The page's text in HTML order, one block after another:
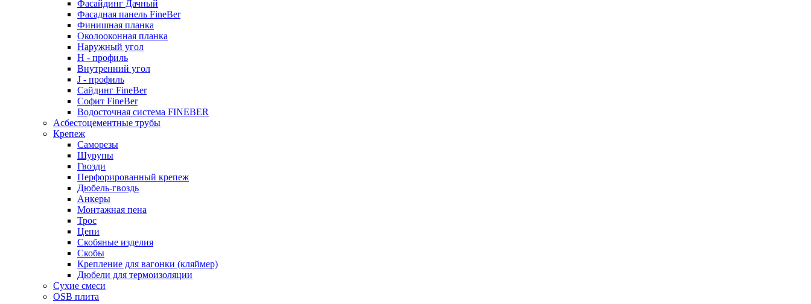
Фасайдинг Дачный
Фасадная панель FineBer
Финишная планка
Околооконная планка
Наружный угол
H - профиль
Внутренний угол
J - профиль
Сайдинг FineBer
Софит FineBer
Водосточная система FINEBER
Асбестоцементные трубы
Крепеж
Саморезы
Шурупы
Гвозди
Перфорированный крепеж
Дюбель-гвоздь
Анкеры
Монтажная пена
Трос
Цепи
Скобяные изделия
Скобы
Крепление для вагонки (кляймер)
Дюбели для термоизоляции
Сухие смеси
OSB плита